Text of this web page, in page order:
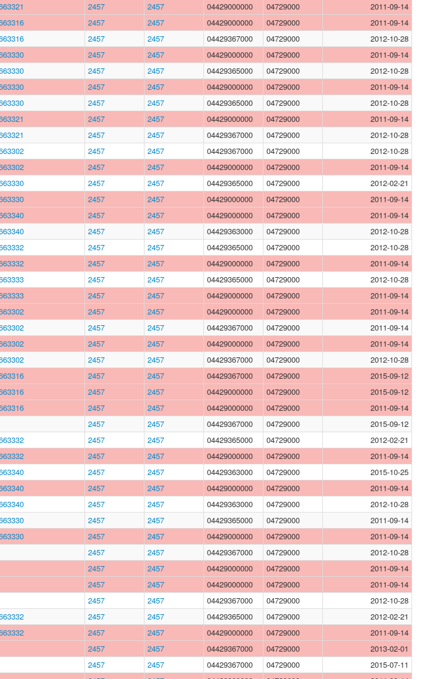
2457 2457 04429000000 04729000
2011-09-14
2457 2457 04429000000 04729000
2011-09-14
2457 2457 04429367000 04729000
2012-10-28
2457 2457 04429000000 04729000
2011-09-14
2457 2457 04429365000 04729000
2012-10-28
2457 2457 04429000000 04729000
2011-09-14
2457 2457 04429365000 04729000
2012-10-28
2457 2457 04429000000 04729000
2011-09-14
2457 2457 04429367000 04729000
2012-10-28
2457 2457 04429367000 04729000
2012-10-28
2457 2457 04429000000 04729000
2011-09-14
2457 2457 04429365000 04729000
2012-02-21
2457 2457 04429000000 04729000
2011-09-14
2457 2457 04429000000 04729000
2011-09-14
2457 2457 04429363000 04729000
2012-10-28
2457 2457 04429365000 04729000
2012-10-28
2457 2457 04429000000 04729000
2011-09-14
2457 2457 04429365000 04729000
2012-10-28
2457 2457 04429000000 04729000
2011-09-14
2457 2457 04429000000 04729000
2011-09-14
2457 2457 04429367000 04729000
2011-09-14
2457 2457 04429000000 04729000
2011-09-14
2457 2457 04429367000 04729000
2012-10-28
2457 2457 04429367000 04729000
2015-09-12
2457 2457 04429000000 04729000
2015-09-12
2457 2457 04429000000 04729000
2011-09-14
2457 2457 04429367000 04729000
2015-09-12
2457 2457 04429365000 04729000
2012-02-21
2457 2457 04429000000 04729000
2011-09-14
2457 2457 04429363000 04729000
2015-10-25
2457 2457 04429000000 04729000
2011-09-14
2457 2457 04429363000 04729000
2012-10-28
2457 2457 04429365000 04729000
2011-09-14
2457 2457 04429000000 04729000
2011-09-14
2457 2457 04429367000 04729000
2012-10-28
2457 2457 04429000000 04729000
2011-09-14
2457 2457 04429000000 04729000
2011-09-14
2457 2457 04429367000 04729000
2012-10-28
2457 2457 04429365000 04729000
2012-02-21
2457 2457 04429000000 04729000
2011-09-14
2457 2457 04429367000 04729000
2013-02-01
2457 2457 04429367000 04729000
2015-07-11